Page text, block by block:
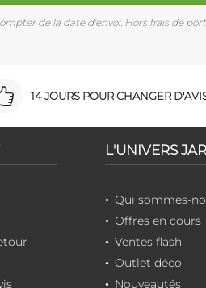
de la date d'envoi. Hors frais de
14 JOURS POUR CHANGER
L'UNIVERS
Qui sommes-
Offres en cours
Ventes flash
Outlet déco
Nouveautés